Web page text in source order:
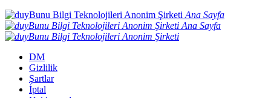
Ana Sayfa
Ana Sayfa
DM
Gizlilik
Şartlar
İptal